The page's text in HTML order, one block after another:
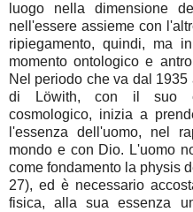
luogo nella dimensione
nell'essere assieme con
ripiegamento, quindi, ma
momento ontologico e
Nel periodo che va dal
di Löwith, con il suo
cosmologico, inizia a
l'essenza dell'uomo, nel
mondo e con Dio. L'uomo
come fondamento la physis
27), ed è necessario
fisica, alla sua essenza